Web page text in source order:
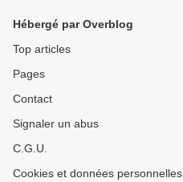
Hébergé par Overblog
Top articles
Pages
Contact
Signaler un abus
C.G.U.
Cookies et données personnelles